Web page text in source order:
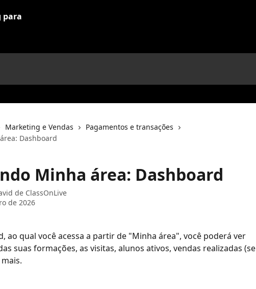
Marketing e Vendas
Pagamentos e transações
Dashboard
Minha área: Dashboard
de ClassOnLive
de 2026
ao qual você acessa a partir de "Minha área", você poderá ver
suas formações, as visitas, alunos ativos, vendas realizadas (se